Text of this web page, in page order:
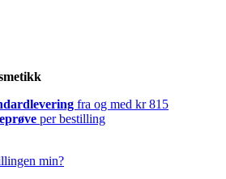
fra og med kr 815
per bestilling
min?